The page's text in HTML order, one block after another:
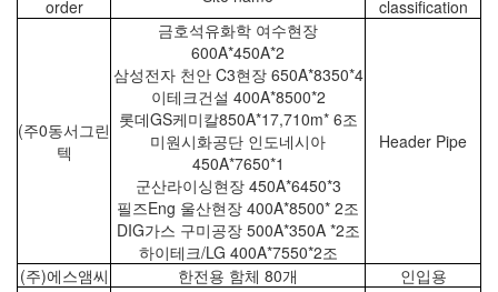
order classification
(주0동서그린
텍
금호석유화학 여수현장
600A*450A*2
삼성전자 천안 C3현장 650A*8350*4
이테크건설 400A*8500*2
롯데GS케미칼850A*17,710m* 6조
미원시화공단 인도네시아
450A*7650*1
군산라이싱현장 450A*6450*3
필즈Eng 울산현장 400A*8500* 2조
DIG가스 구미공장 500A*350A *2조
하이테크/LG 400A*7550*2조
Header Pipe
(주)에스앰씨 한전용 함체 80개 인입용